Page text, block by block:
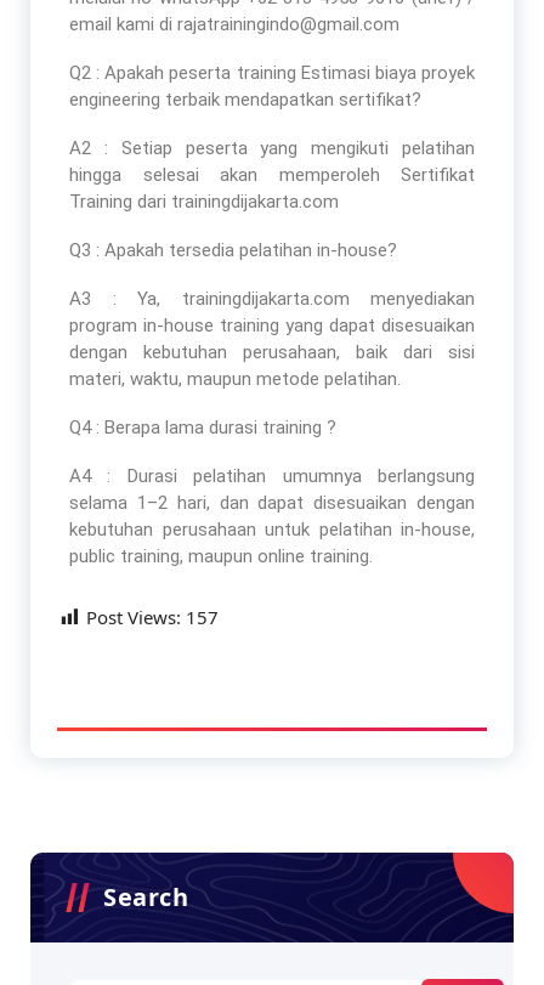
email kami di rajatrainingindo@gmail.com
Q2 : Apakah peserta training Estimasi biaya proyek
engineering terbaik mendapatkan sertifikat?
A2 : Setiap peserta yang mengikuti pelatihan
hingga selesai akan memperoleh Sertifikat
Training dari trainingdijakarta.com
Q3 : Apakah tersedia pelatihan in-house?
A3 : Ya, trainingdijakarta.com menyediakan
program in-house training yang dapat disesuaikan
dengan kebutuhan perusahaan, baik dari sisi
materi, waktu, maupun metode pelatihan.
Q4 : Berapa lama durasi training ?
A4 : Durasi pelatihan umumnya berlangsung
selama 1–2 hari, dan dapat disesuaikan dengan
kebutuhan perusahaan untuk pelatihan in-house,
public training, maupun online training.
Post Views: 157
Search